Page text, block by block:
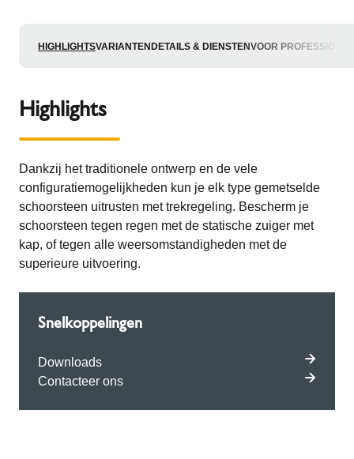
HIGHLIGHTSVARIANTEN DETAILS & DIENSTENVOOR
Highlights
Dankzij het traditionele ontwerp en de vele
configuratiemogelijkheden kun je elk type gemetselde
schoorsteen uitrusten met trekregeling. Bescherm je
schoorsteen tegen regen met de statische zuiger met
kap, of tegen alle weersomstandigheden met de
superieure uitvoering.
Snelkoppelingen
Downloads
Contacteer ons